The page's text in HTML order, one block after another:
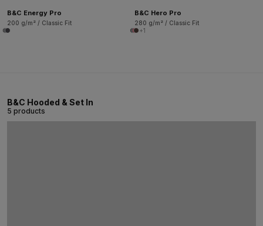
B&C Energy Pro
200 g/m² / Classic Fit
B&C Hero Pro
280 g/m² / Classic Fit
+1
B&C Hooded & Set In
5 products